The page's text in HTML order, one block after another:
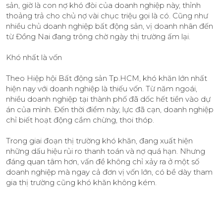
sản, giờ là con nợ khó đòi của doanh nghiệp này, thỉnh
thoảng trả cho chủ nợ vài chục triệu gọi là có. Cũng như
nhiều chủ doanh nghiệp bất động sản, vị doanh nhân đến
từ Đồng Nai đang trông chờ ngày thị trường ấm lại.
Khó nhất là vốn
Theo Hiệp hội Bất động sản Tp.HCM, khó khăn lớn nhất
hiện nay với doanh nghiệp là thiếu vốn. Từ năm ngoái,
nhiều doanh nghiệp tại thành phố đã dốc hết tiền vào dự
án của mình. Đến thời điểm này, lực đã cạn, doanh nghiệp
chỉ biết hoạt động cầm chừng, thoi thóp.
Trong giai đoạn thị trường khó khăn, đang xuất hiện
những dấu hiệu rủi ro thanh toán và nợ quá hạn. Nhưng
đáng quan tâm hơn, vấn đề không chỉ xảy ra ở một số
doanh nghiệp mà ngay cả đơn vị vốn lớn, có bề dày tham
gia thị trường cũng khó khăn không kém.